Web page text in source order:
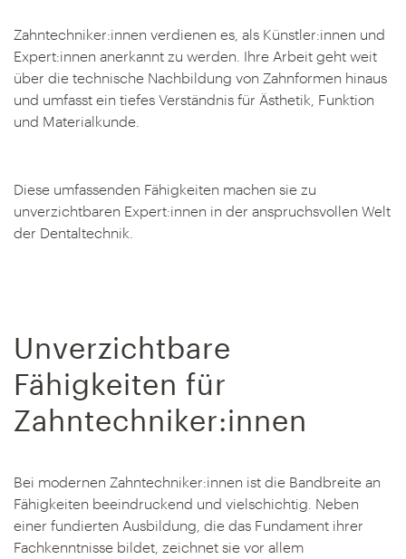
Zahntechniker:innen verdienen es, als Künstler:innen und
Expert:innen anerkannt zu werden. Ihre Arbeit geht weit
über die technische Nachbildung von Zahnformen hinaus
und umfasst ein tiefes Verständnis für Ästhetik, Funktion
und Materialkunde.
Diese umfassenden Fähigkeiten machen sie zu
unverzichtbaren Expert:innen in der anspruchsvollen Welt
der Dentaltechnik.
Unverzichtbare
Fähigkeiten für
Zahntechniker:innen
Bei modernen Zahntechniker:innen ist die Bandbreite an
Fähigkeiten beeindruckend und vielschichtig. Neben
einer fundierten Ausbildung, die das Fundament ihrer
Fachkenntnisse bildet, zeichnet sie vor allem